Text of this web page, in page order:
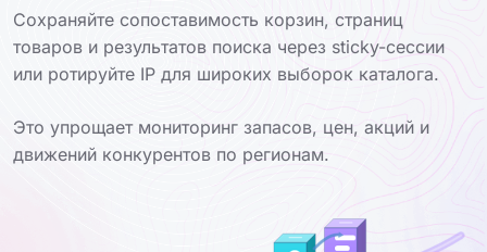
Сохраняйте сопоставимость корзин, страниц
товаров и результатов поиска через sticky-сессии
или ротируйте IP для широких выборок каталога.
Это упрощает мониторинг запасов, цен, акций и
движений конкурентов по регионам.